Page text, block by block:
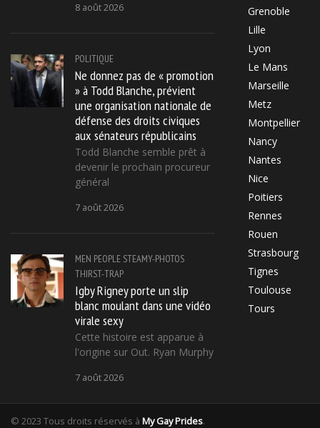
8 août 2026
POLITIQUE
Ne donnez pas de « promotion
» à Todd Blanche, prévient
une organisation nationale de
défense des droits civiques
aux sénateurs républicains
Todd Blanche semble prêt à
devenir le prochain procureur
général
7 août 2026
MEN PEOPLE STEAMY-PHOTOS
THIRST-TRAP
Igby Rigney porte un slip
blanc moulant dans une vidéo
virale sexy
Cette histoire est apparue à
l'origine sur Out. Ryan Murphy
7 août 2026
Grenoble
Lille
Lyon
Le Mans
Marseille
Metz
Montpellier
Nancy
Nantes
Nice
Poitiers
Rennes
Rouen
Strasbourg
Tignes
Toulouse
Tours
© 2023 Tous droits réservés à My Gay Prides.